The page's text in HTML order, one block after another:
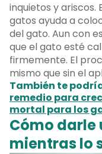
inquietos y ariscos.
gatos ayuda a
del gato. Aun con
que el gato esté
firmemente. El
mismo que sin el
También te
remedio para
mortal para los
Cómo
mientras lo